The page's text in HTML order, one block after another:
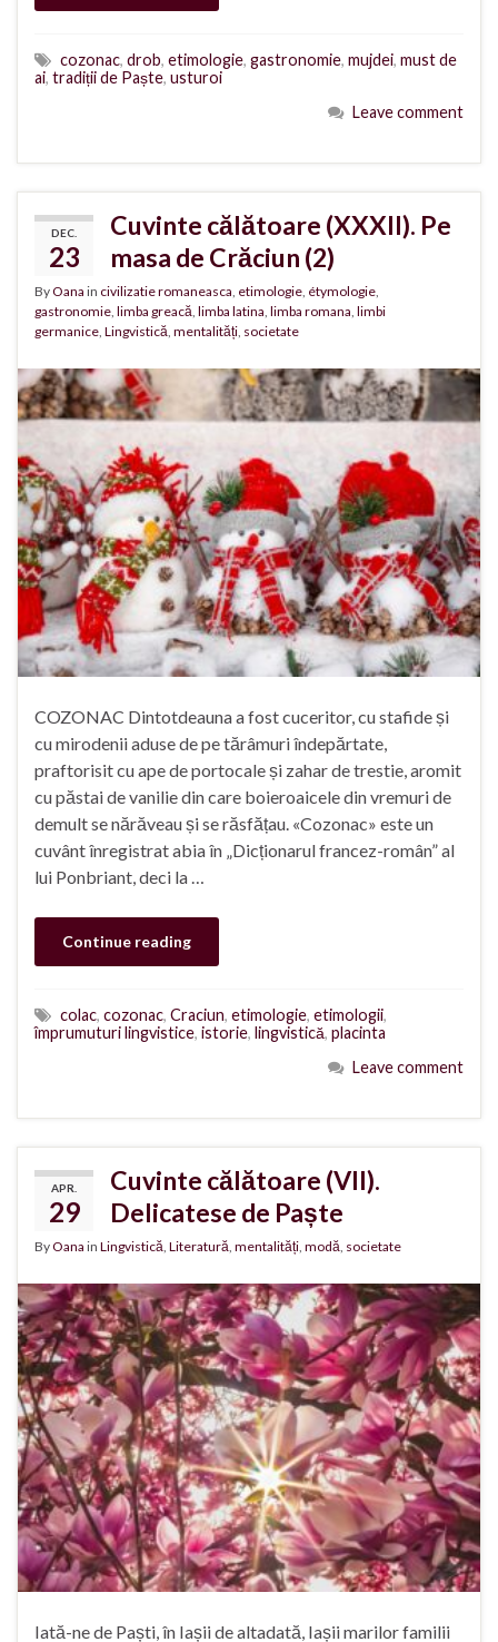
cozonac, drob, etimologie, gastronomie, mujdei, must de
ai, tradiții de Paște, usturoi
Leave comment
DEC.
23
Cuvinte călătoare (XXXII). Pe
masa de Crăciun (2)
ByOana in civilizatie romaneasca etimologie étymologie
gastronomie limba greacă limba latina limba romana limbi
germanice Lingvistică mentalități societate
COZONAC Dintotdeauna a fost cuceritor, cu stafide și
cu mirodenii aduse de pe tărâmuri îndepărtate,
praftorisit cu ape de portocale și zahar de trestie, aromit
cu păstai de vanilie din care boieroaicele din vremuri de
demult se nărăveau și se răsfățau. «Cozonac» este un
cuvânt înregistrat abia în „Dicționarul francez-român” al
lui Ponbriant, deci la …
Continue reading
colac, cozonac, Craciun, etimologie, etimologii,
împrumuturi lingvistice, istorie, lingvistică, placinta
Leave comment
APR.
29
Cuvinte călătoare (VII).
Delicatese de Paște
ByOana in Lingvistică Literatură mentalități modă societate
Iată-ne de Paști, în Iașii de altadată, Iașii marilor familii